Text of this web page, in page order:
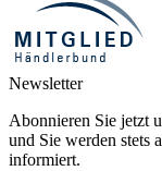
Newsletter
Abonnieren Sie jetzt
und Sie werden stets
informiert.